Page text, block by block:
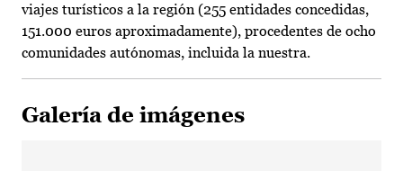
viajes turísticos a la región (255 entidades concedidas,
151.000 euros aproximadamente), procedentes de ocho
comunidades autónomas, incluida la nuestra.
Galería de imágenes